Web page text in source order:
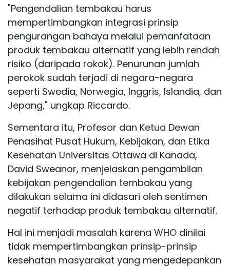
"Pengendalian tembakau harus
mempertimbangkan integrasi prinsip
pengurangan bahaya melalui pemanfataan
produk tembakau alternatif yang lebih rendah
risiko (daripada rokok). Penurunan jumlah
perokok sudah terjadi di negara-negara
seperti Swedia, Norwegia, Inggris, Islandia, dan
Jepang," ungkap Riccardo.
Sementara itu, Profesor dan Ketua Dewan
Penasihat Pusat Hukum, Kebijakan, dan Etika
Kesehatan Universitas Ottawa di Kanada,
David Sweanor, menjelaskan pengambilan
kebijakan pengendalian tembakau yang
dilakukan selama ini didasari oleh sentimen
negatif terhadap produk tembakau alternatif.
Hal ini menjadi masalah karena WHO dinilai
tidak mempertimbangkan prinsip-prinsip
kesehatan masyarakat yang mengedepankan